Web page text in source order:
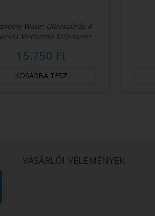
Water Ultraszűrős 4
Víztisztító Szűrőszett
15.750 Ft
VÁSÁRLÓI VÉLEMÉNYEK